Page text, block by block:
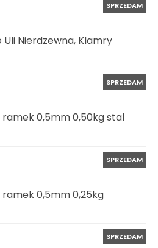
SPRZEDAM
Nierdzewna, Klamry
SPRZEDAM
0,5mm 0,50kg stal
SPRZEDAM
0,5mm 0,25kg
SPRZEDAM